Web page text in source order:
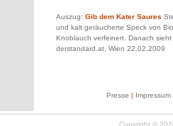
Auszug: Gib dem Kater Saures
und kalt geräucherte Speck von
Knoblauch verfeinert. Danach
derstandard.at, Wien 22.02.2009
Presse | Impressum
Copyright ©